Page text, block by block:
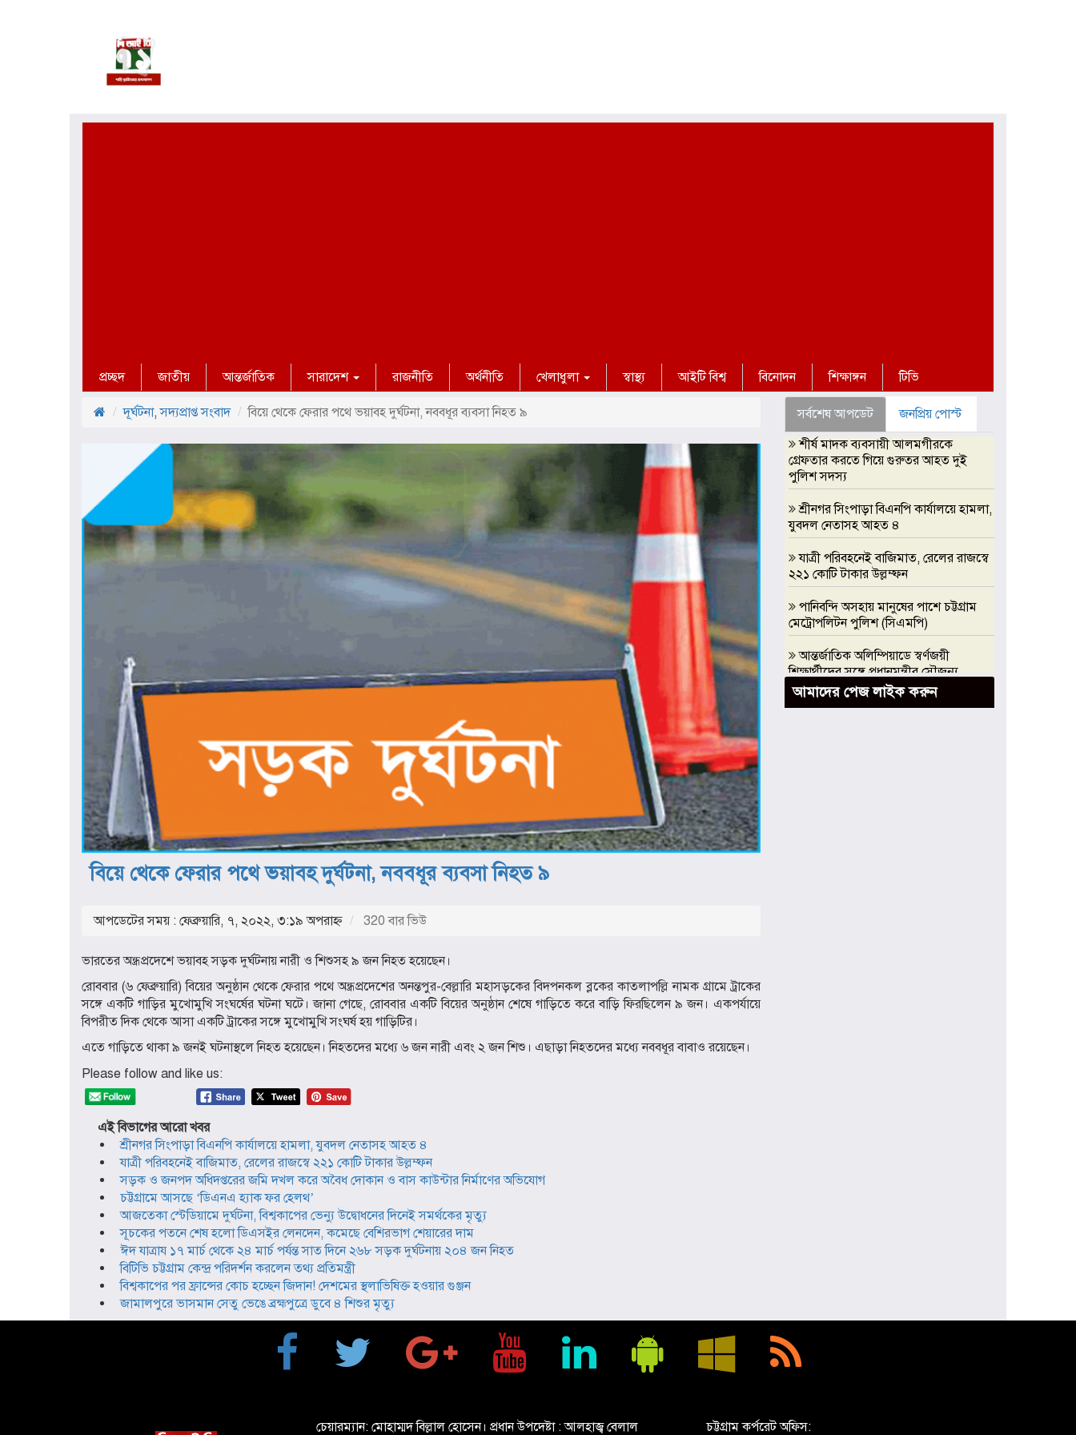
প্রচ্ছদ জাতীয় আন্তর্জাতিক সারাদেশ রাজনীতি অর্থনীতি খেলাধুলা স্বাস্থ্য আইটি বিশ্ব বিনোদন শিক্ষাঙ্গন টিভি
দূর্ঘটনা,সদ্যপ্রাপ্ত সংবাদ বিয়ে থেকে ফেরার পথে ভয়াবহ দুর্ঘটনা, নববধূর ব্যবসা নিহত ৯
বিয়ে থেকে ফেরার পথে ভয়াবহ দুর্ঘটনা, নববধূর ব্যবসা নিহত ৯
আপডেটের সময় : ফেব্রুয়ারি, ৭, ২০২২, ৩:১৯ অপরাহ্ণ 320 বার ভিউ
ভারতের অন্ধ্রপ্রদেশে ভয়াবহ সড়ক দুর্ঘটনায় নারী ও শিশুসহ ৯ জন নিহত হয়েছেন।
রোববার (৬ ফেব্রুয়ারি) বিয়ের অনুষ্ঠান থেকে ফেরার পথে অন্ধ্রপ্রদেশের অনন্তপুর-বেল্লারি মহাসড়কের বিদপনকল ব্লকের কাতলাপল্লি নামক গ্রামে ট্রাকের
সঙ্গে একটি গাড়ির মুখোমুখি সংঘর্ষের ঘটনা ঘটে। জানা গেছে, রোববার একটি বিয়ের অনুষ্ঠান শেষে গাড়িতে করে বাড়ি ফিরছিলেন ৯ জন। একপর্যায়ে
বিপরীত দিক থেকে আসা একটি ট্রাকের সঙ্গে মুখোমুখি সংঘর্ষ হয় গাড়িটির।
এতে গাড়িতে থাকা ৯ জনই ঘটনাস্থলে নিহত হয়েছেন। নিহতদের মধ্যে ৬ জন নারী এবং ২ জন শিশু। এছাড়া নিহতদের মধ্যে নববধূর বাবাও রয়েছেন।
Please follow and like us:
এই বিভাগের আরো খবর
শ্রীনগর সিংপাড়া বিএনপি কার্যালয়ে হামলা, যুবদল নেতাসহ আহত ৪
যাত্রী পরিবহনেই বাজিমাত, রেলের রাজস্বে ২২১ কোটি টাকার উল্লম্ফন
সড়ক ও জনপদ অধিদপ্তরের জমি দখল করে অবৈধ দোকান ও বাস কাউন্টার নির্মাণের অভিযোগ
চট্টগ্রামে আসছে ‘ডিএনএ হ্যাক ফর হেলথ’
আজতেকা স্টেডিয়ামে দুর্ঘটনা, বিশ্বকাপের ভেন্যু উদ্বোধনের দিনেই সমর্থকের মৃত্যু
সূচকের পতনে শেষ হলো ডিএসইর লেনদেন, কমেছে বেশিরভাগ শেয়ারের দাম
ঈদ যাত্রায ১৭ মার্চ থেকে ২৪ মার্চ পর্যন্ত সাত দিনে ২৬৮ সড়ক দুর্ঘটনায় ২০৪ জন নিহত
বিটিভি চট্টগ্রাম কেন্দ্র পরিদর্শন করলেন তথ্য প্রতিমন্ত্রী
বিশ্বকাপের পর ফ্রান্সের কোচ হচ্ছেন জিদান! দেশমের স্থলাভিষিক্ত হওয়ার গুঞ্জন
জামালপুরে ভাসমান সেতু ভেঙে ব্রহ্মপুত্রে ডুবে ৪ শিশুর মৃত্যু
সর্বশেষ আপডেট
জনপ্রিয় পোস্ট
শীর্ষ মাদক ব্যবসায়ী আলমগীরকে
গ্রেফতার করতে গিয়ে গুরুতর আহত দুই
পুলিশ সদস্য
শ্রীনগর সিংপাড়া বিএনপি কার্যালয়ে হামলা,
যুবদল নেতাসহ আহত ৪
যাত্রী পরিবহনেই বাজিমাত, রেলের রাজস্বে
২২১ কোটি টাকার উল্লম্ফন
পানিবন্দি অসহায় মানুষের পাশে চট্টগ্রাম
মেট্রোপলিটন পুলিশ (সিএমপি)
আন্তর্জাতিক অলিম্পিয়াডে স্বর্ণজয়ী
শিক্ষার্থীদের সঙ্গে প্রধানমন্ত্রীর সৌজন্য
সাক্ষাৎ, এআই অলিম্পিয়াডে সরকারি
সহযোগিতার আশ্বাস
আমাদের পেজ লাইক করুন
চেয়ারম্যান: মোহাম্মদ বিল্লাল হোসেন। প্রধান উপদেষ্টা : আলহাজ্ব বেলাল চট্টগ্রাম কর্পরেট অফিস: